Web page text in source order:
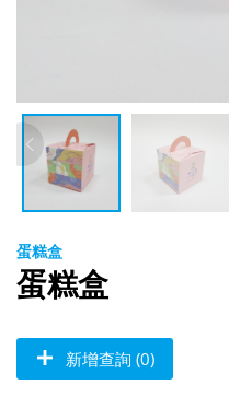
蛋糕盒
蛋糕盒
新增查詢 (0)